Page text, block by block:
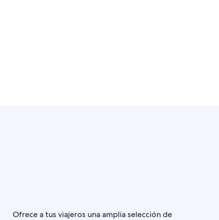
Ofrece a tus viajeros una amplia selección de